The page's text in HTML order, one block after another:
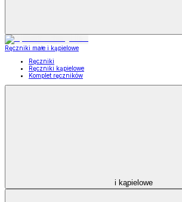
Ręczniki małe i kąpielowe
Ręczniki
Ręczniki kąpielowe
Komplet ręczników
i kąpielowe